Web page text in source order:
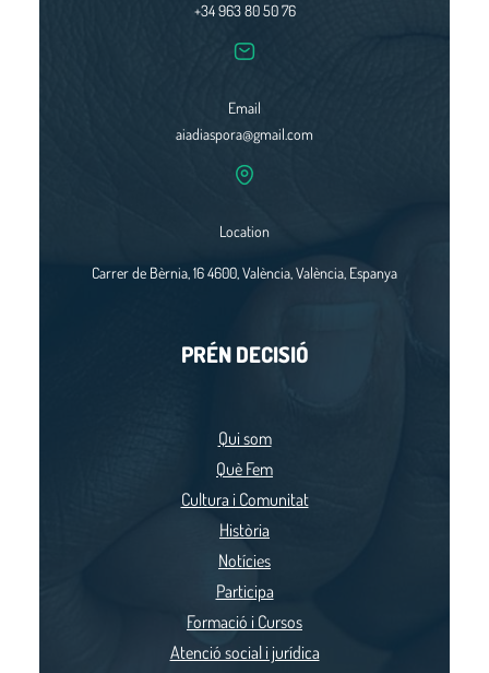
PRÉN DECISIÓ
Qui som
Què Fem
Cultura i Comunitat
Història
Notícies
Participa
Formació i Cursos
Atenció social i jurídica
+34 963 80 50 76
Email
aiadiaspora@gmail.com
Location
Carrer de Bèrnia, 16 4600, València, València, Espanya